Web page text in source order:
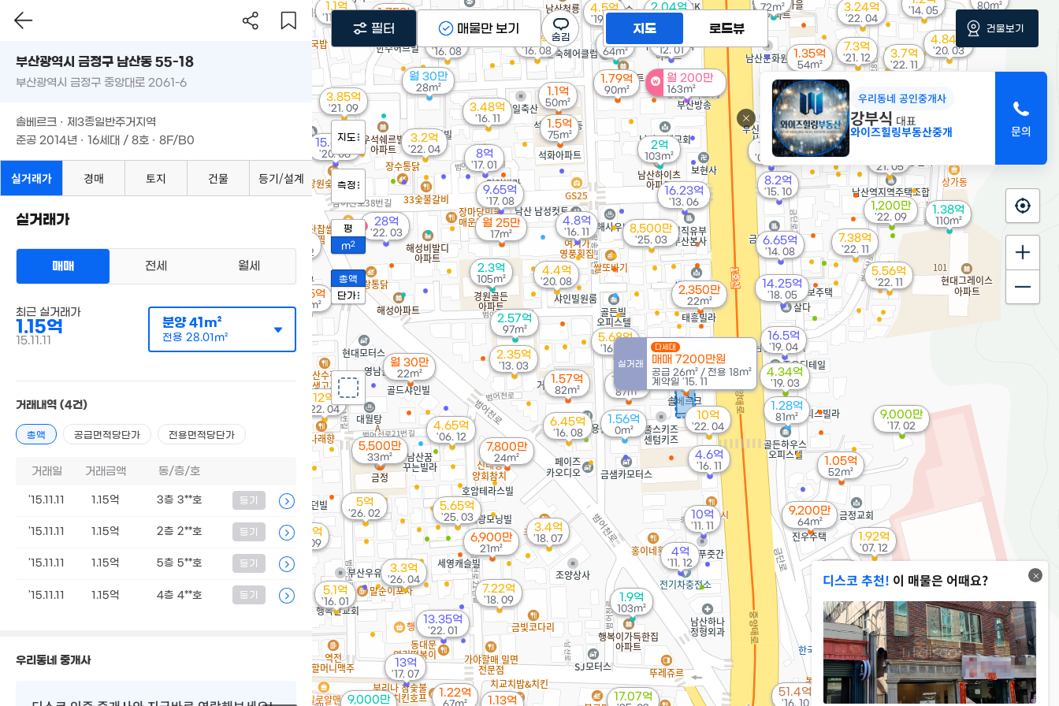
월 200만
163m²
9,000만
월 25만
17m²
1.05억
79m²
5,500만
33m²
3.3억
'26. 04
2.04억
1.9억
103m²
72m²
28억
'22. 03
매물
월 30만
22m²
5억
'26. 02
1.28억
81m²
1.38억
110m²
1.56억
0m²
월 30만
28m²
1.7억
64m²
8,500만
'25. 03
5.65억
'25. 03
17.07억
1.55억
87m²
82m²
2억
103m²
80m²
1.35억
54m²
2.7억
82m²
13.5억
'22. 11
7.38억
'22. 11
3.7억
'22. 11
5.56억
'22. 11
1,200만
'22. 09
1.1억
50m²
2.3억
105m²
2,350만
22m²
12억
'22. 04
3.24억
'22. 04
3.2억
'22. 04
10억
'22. 04
1.75억
82m²
13.35억
'22. 01
7.3억
'21. 12
1.79억
90m²
1.57억
82m²
1.5억
75m²
3.85억
'21. 09
2.57억
97m²
6억
'21. 06
'21. 05
1.13억
4.4억
'20. 08
15.65억
'20. 06
4.84억
'20. 03
4.5억
'19. 12
16.5억
'19. 04
4.34억
'19. 03
6,900만
21m²
7.22억
'18. 09
3.4억
'18. 07
14.25억
'18. 05
1.22억
67m²
9.65억
'17. 08
13억
'17. 07
9,000만
'17. 02
8억
'17. 01
3.48억
'16. 11
4.6억
'16. 11
4.8억
'16. 11
51.4억
'16. 10
1.05억
52m²
3.19억
'16. 09
9,200만
64m²
6.45억
'16. 08
5.5억
'16. 08
'16. 08
5.68억
'16. 03
5.1억
'16. 01
9,100만
30m²
실거래
다세대
매매 7200만원
공급 26m² / 전용 18m²
계약일 '15. 11
8.2억
'15. 10
6.65억
'14. 08
'14. 05
7,800만
24m²
'14. 02
16.23억
'13. 06
2.35억
'13. 03
'12. 01
4억
'11. 12
10억
'11. 11
1.1억
'11. 03
20억
1.4억
'08. 07
1.92억
'07. 12
4.65억
'06. 12
디스코 추천! 이 매물은 어때요?
우리동네 공인중개사
강부식 대표
와이즈힐링부동산중개
지도 로드뷰
지도
측정
평
m2
총액
단가
필터 매물만 보기 건물보기
부산광역시 금정구 남산동 55-18
부산광역시 금정구 중앙대로 2061-6
솔베르크 · 제3종일반주거지역
준공 2014년 · 16세대 / 8호 · 8F/B0
실거래가 경매 토지 건물 등기/설계
실거래가
매매 전세 월세
최근 실거래가
1.15억
15.11.11
분양41m²
전용 28.01m²
거래내역 (4건)
총액 공급면적당단가 전용면적당단가
거래일 거래금액 동/층/호
'15.11.11 1.15억 3층 3**호 등기
'15.11.11 1.15억 2층 2**호 등기
'15.11.11 1.15억 5층 5**호 등기
'15.11.11 1.15억 4층 4**호 등기
우리동네 중개사